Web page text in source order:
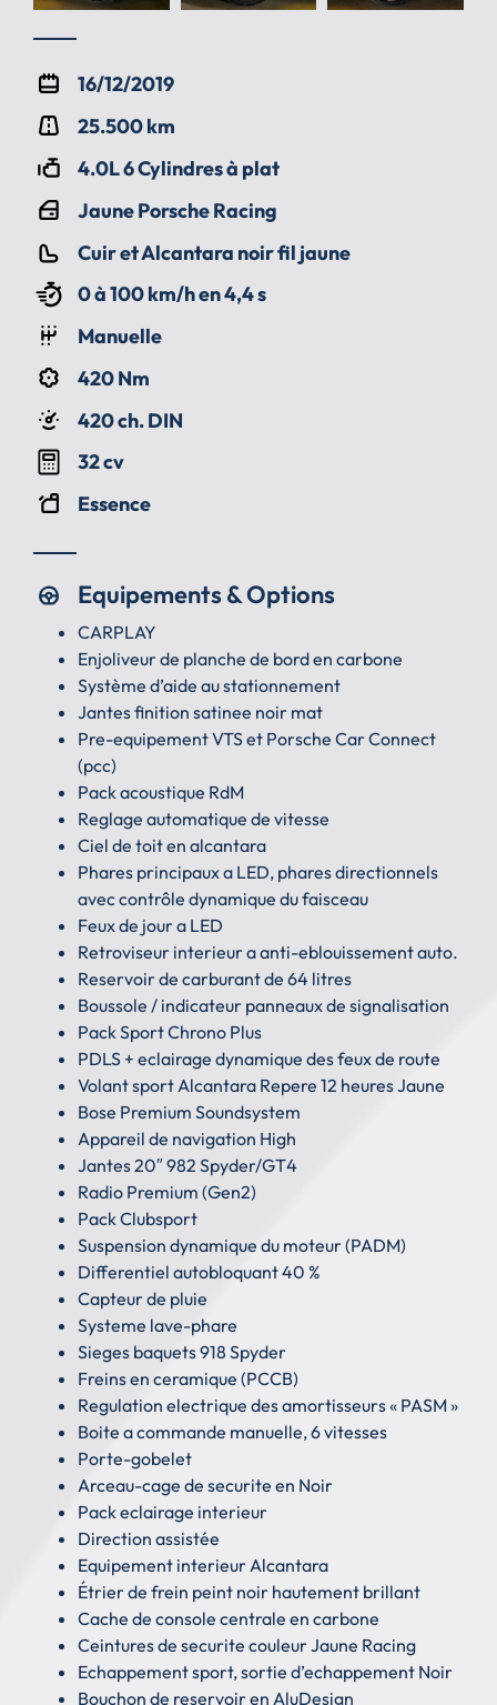
16/12/2019
25.500 km
4.0L 6 Cylindres à plat
Jaune Porsche Racing
Cuir et Alcantara noir fil jaune
0 à 100 km/h en 4,4 s
Manuelle
420 Nm
420 ch. DIN
32 cv
Essence
Equipements & Options
CARPLAY
Enjoliveur de planche de bord en carbone
Système d’aide au stationnement
Jantes finition satinee noir mat
Pre-equipement VTS et Porsche Car Connect
(pcc)
Pack acoustique RdM
Reglage automatique de vitesse
Ciel de toit en alcantara
Phares principaux a LED, phares directionnels
avec contrôle dynamique du faisceau
Feux de jour a LED
Retroviseur interieur a anti-eblouissement auto.
Reservoir de carburant de 64 litres
Boussole / indicateur panneaux de signalisation
Pack Sport Chrono Plus
PDLS + eclairage dynamique des feux de route
Volant sport Alcantara Repere 12 heures Jaune
Bose Premium Soundsystem
Appareil de navigation High
Jantes 20″ 982 Spyder/GT4
Radio Premium (Gen2)
Pack Clubsport
Suspension dynamique du moteur (PADM)
Differentiel autobloquant 40 %
Capteur de pluie
Systeme lave-phare
Sieges baquets 918 Spyder
Freins en ceramique (PCCB)
Regulation electrique des amortisseurs « PASM »
Boite a commande manuelle, 6 vitesses
Porte-gobelet
Arceau-cage de securite en Noir
Pack eclairage interieur
Direction assistée
Equipement interieur Alcantara
Étrier de frein peint noir hautement brillant
Cache de console centrale en carbone
Ceintures de securite couleur Jaune Racing
Echappement sport, sortie d’echappement Noir
Bouchon de reservoir en AluDesign